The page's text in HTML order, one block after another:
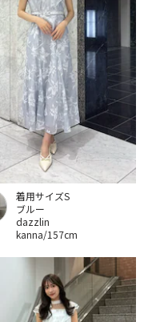
着用サイズS
ブルー
dazzlin
kanna/157cm